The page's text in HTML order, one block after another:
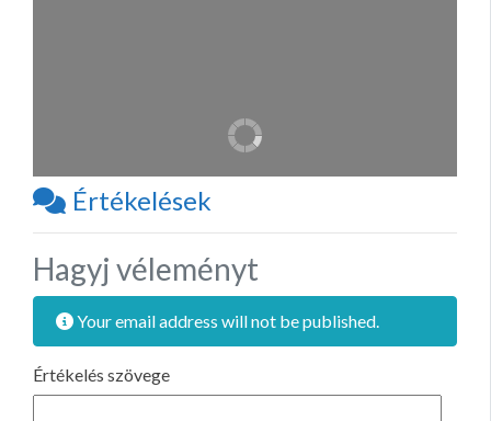
Értékelések
Hagyj véleményt
Your email address will not be published.
Értékelés szövege